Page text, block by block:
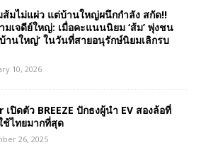
มไม่แผ่ว แต่บ้านใหญ่ผนึกกำลัง สกัด!!
มเจดีย์ใหญ่: เมื่อคะแนนนิยม ‘ส้ม’ พุ่งชน
บ้านใหญ่’ ในวันที่สายอนุรักษ์นิยมเลิกรบ
10, 2026
ปิดตัว BREEZE ปักธงผู้นำ EV สองล้อที่
ช้ไทยมากที่สุด
26, 2025